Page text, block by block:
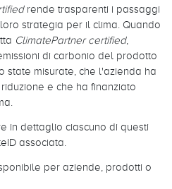
rende trasparenti i passaggi
strategia per il clima. Quando
ClimatePartner certified,
di carbonio del prodotto
state misurate, che l'azienda ha
e che ha finanziato
in dettaglio ciascuno di questi
associata.
per aziende, prodotti o